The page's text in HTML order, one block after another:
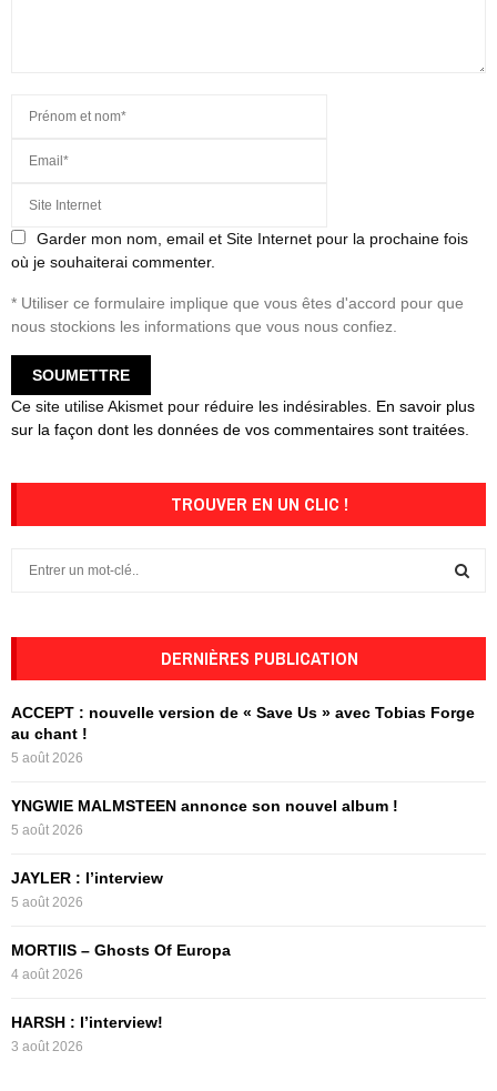
Garder mon nom, email et Site Internet pour la prochaine fois
où je souhaiterai commenter.
* Utiliser ce formulaire implique que vous êtes d'accord pour que
nous stockions les informations que vous nous confiez.
Ce site utilise Akismet pour réduire les indésirables. En savoir plus
sur la façon dont les données de vos commentaires sont traitées
TROUVER EN UN CLIC !
o
DERNIÈRES PUBLICATION
ACCEPT : nouvelle version de « Save Us » avec Tobias Forge
au chant !
5 août 2026
YNGWIE MALMSTEEN annonce son nouvel album !
5 août 2026
JAYLER : l’interview
5 août 2026
MORTIIS – Ghosts Of Europa
4 août 2026
HARSH : l’interview!
3 août 2026